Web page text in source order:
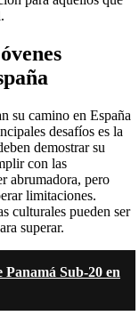
su camino en España
desafíos es la
demostrar su
con las
abrumadora, pero
limitaciones.
culturales pueden ser
superar.
Sub-20 en